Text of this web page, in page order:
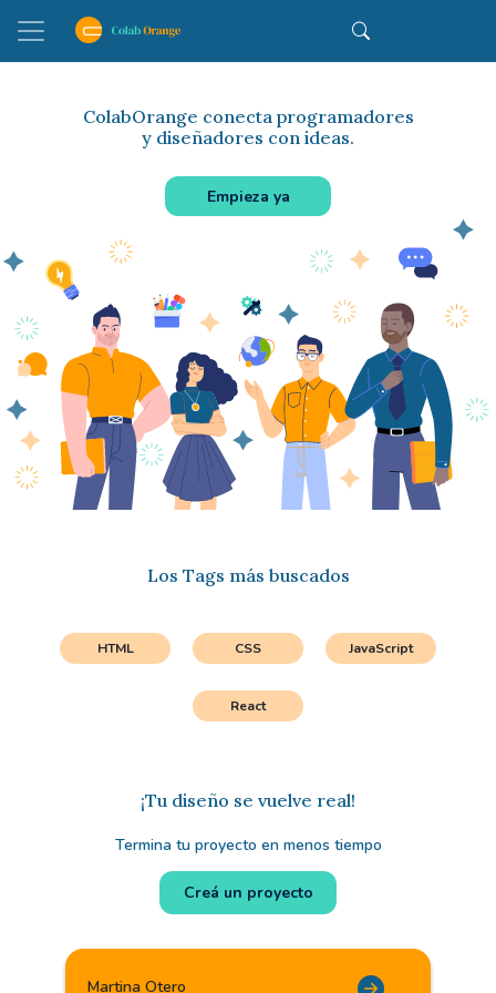
ColabOrange conecta programadores
y diseñadores con ideas.
Empieza ya
Los Tags más buscados
HTML CSS JavaScript
React
¡Tu diseño se vuelve real!
Termina tu proyecto en menos tiempo
Creá un proyecto
Martina Otero